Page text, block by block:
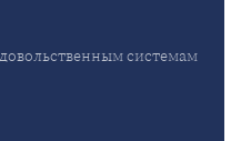
системам